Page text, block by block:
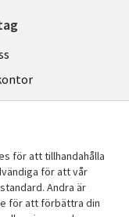
för att tillhandahålla
för att vår
Andra är
för att förbättra din